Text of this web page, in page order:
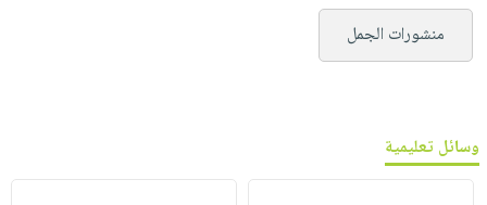
منشورات الجمل
وسائل تعليمية